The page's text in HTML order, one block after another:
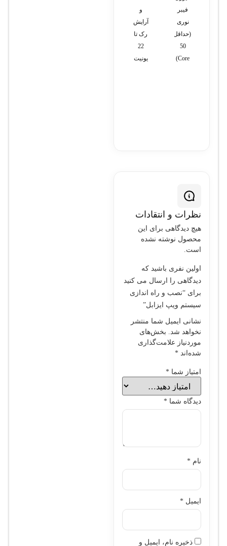
فیبر
نوری
(حداقل
50
Core)
و
آرایش
رک تا
22
یونیت
نظرات و انتقادات
هیچ دیدگاهی برای این
محصول نوشته نشده
است.
اولین نفری باشید که
دیدگاهی را ارسال می کنید
برای “نصب و راه اندازی
سیستم ویپ ایزابل”
نشانی ایمیل شما منتشر
نخواهد شد. بخش‌های
موردنیاز علامت‌گذاری
شده‌اند *
امتیاز شما *
دیدگاه شما *
نام *
ایمیل *
ذخیره نام، ایمیل و